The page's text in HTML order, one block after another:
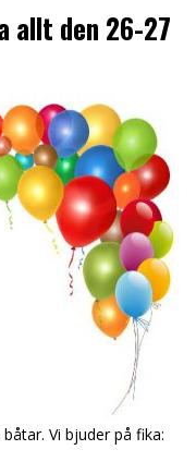
allt den 26-27
Vi bjuder på fika: